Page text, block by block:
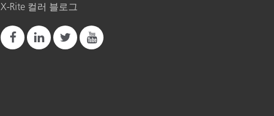
X-Rite 컬러 블로그